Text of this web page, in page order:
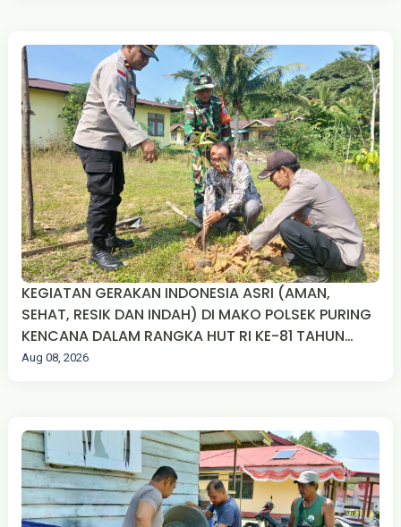
KEGIATAN GERAKAN INDONESIA ASRI (AMAN,
SEHAT, RESIK DAN INDAH) DI MAKO POLSEK PURING
KENCANA DALAM RANGKA HUT RI KE-81 TAHUN
2026
Aug 08, 2026